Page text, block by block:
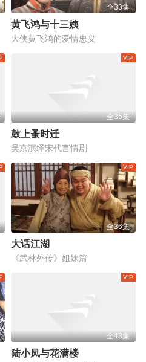
全33集
黄飞鸿与十三姨
大侠黄飞鸿的爱情忠义
全35集
鼓上蚤时迁
吴京演绎宋代言情剧
全36集
大话江湖
《武林外传》姐妹篇
全43集
陆小凤与花满楼